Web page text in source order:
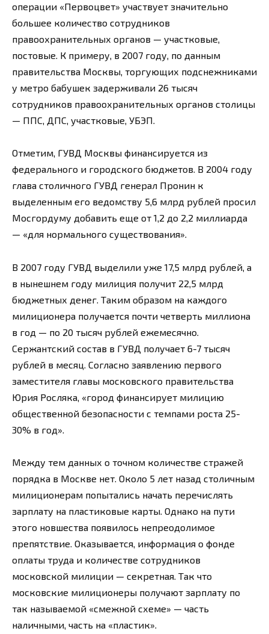
операции «Первоцвет» участвует значительно
большее количество сотрудников
правоохранительных органов — участковые,
постовые. К примеру, в 2007 году, по данным
правительства Москвы, торгующих подснежниками
у метро бабушек задерживали 26 тысяч
сотрудников правоохранительных органов столицы
— ППС, ДПС, участковые, УБЭП.
Отметим, ГУВД Москвы финансируется из
федерального и городского бюджетов. В 2004 году
глава столичного ГУВД генерал Пронин к
выделенным его ведомству 5,6 млрд рублей просил
Мосгордуму добавить еще от 1,2 до 2,2 миллиарда
— «для нормального существования».
В 2007 году ГУВД выделили уже 17,5 млрд рублей, а
в нынешнем году милиция получит 22,5 млрд
бюджетных денег. Таким образом на каждого
милиционера получается почти четверть миллиона
в год — по 20 тысяч рублей ежемесячно.
Сержантский состав в ГУВД получает 6-7 тысяч
рублей в месяц. Согласно заявлению первого
заместителя главы московского правительства
Юрия Росляка, «город финансирует милицию
общественной безопасности с темпами роста 25-
30% в год».
Между тем данных о точном количестве стражей
порядка в Москве нет. Около 5 лет назад столичным
милиционерам попытались начать перечислять
зарплату на пластиковые карты. Однако на пути
этого новшества появилось непреодолимое
препятствие. Оказывается, информация о фонде
оплаты труда и количестве сотрудников
московской милиции — секретная. Так что
московские милиционеры получают зарплату по
так называемой «смежной схеме» — часть
наличными, часть на «пластик».